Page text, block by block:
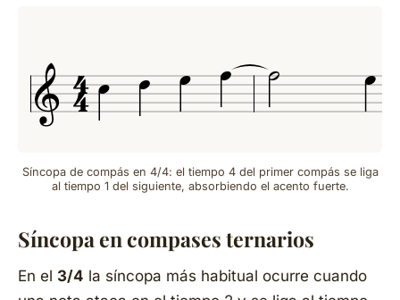
Síncopa de compás en 4/4: el tiempo 4 del primer compás se liga
al tiempo 1 del siguiente, absorbiendo el acento fuerte.
Síncopa en compases ternarios
En el 3/4 la síncopa más habitual ocurre cuando